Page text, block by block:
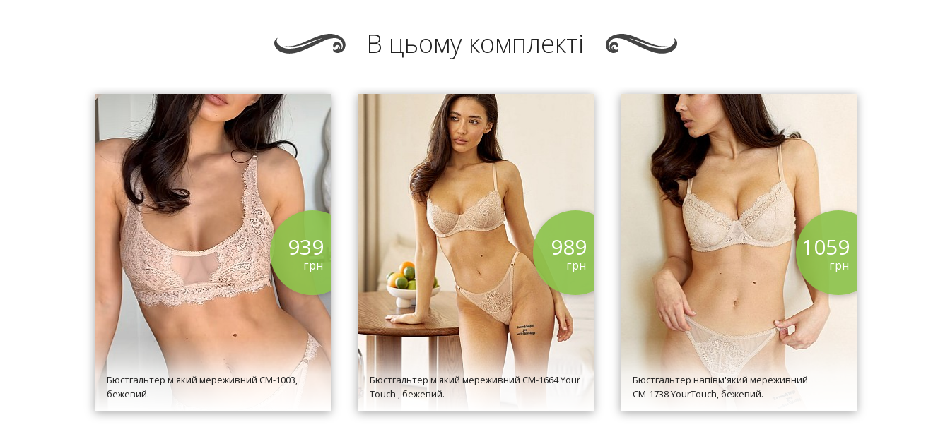
В цьому комплекті
939
грн
Бюстгальтер м'який мереживний CM-1003,
бежевий.
989
грн
Бюстгальтер м'який мереживний CМ-1664 Your
Touch , бежевий.
1059
грн
Бюстгальтер напівм'який мереживний
СМ-1738 YourTouch, бежевий.